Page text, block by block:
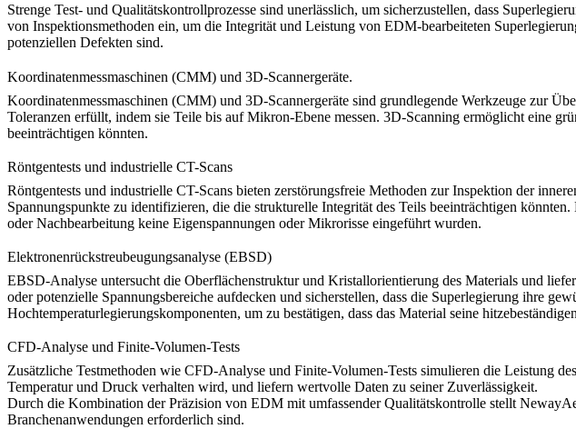
Strenge Test- und Qualitätskontrollprozesse sind unerlässlich, um sicherzustellen, dass
von Inspektionsmethoden ein, um die Integrität und Leistung von EDM-bearbeiteten
potenziellen Defekten sind.
Koordinatenmessmaschinen (CMM) und 3D-Scannergeräte.
Koordinatenmessmaschinen (CMM) und 3D-Scannergeräte sind grundlegende Werkzeuge zur
Toleranzen erfüllt, indem sie Teile bis auf Mikron-Ebene messen. 3D-Scanning ermöglicht eine
beeinträchtigen könnten.
Röntgentests und industrielle CT-Scans
Röntgentests und industrielle CT-Scans bieten zerstörungsfreie Methoden zur Inspektion der
Spannungspunkte zu identifizieren, die die strukturelle Integrität des Teils beeinträchtigen
oder Nachbearbeitung keine Eigenspannungen oder Mikrorisse eingeführt wurden.
Elektronenrückstreubeugungsanalyse (EBSD)
EBSD-Analyse untersucht die Oberflächenstruktur und Kristallorientierung des Materials und
oder potenzielle Spannungsbereiche aufdecken und sicherstellen, dass die Superlegierung ihre
Hochtemperaturlegierungskomponenten, um zu bestätigen, dass das Material seine
CFD-Analyse und Finite-Volumen-Tests
Zusätzliche Testmethoden wie CFD-Analyse und Finite-Volumen-Tests simulieren die Leistung
Temperatur und Druck verhalten wird, und liefern wertvolle Daten zu seiner Zuverlässigkeit.
Durch die Kombination der Präzision von EDM mit umfassender Qualitätskontrolle stellt
Branchenanwendungen erforderlich sind.